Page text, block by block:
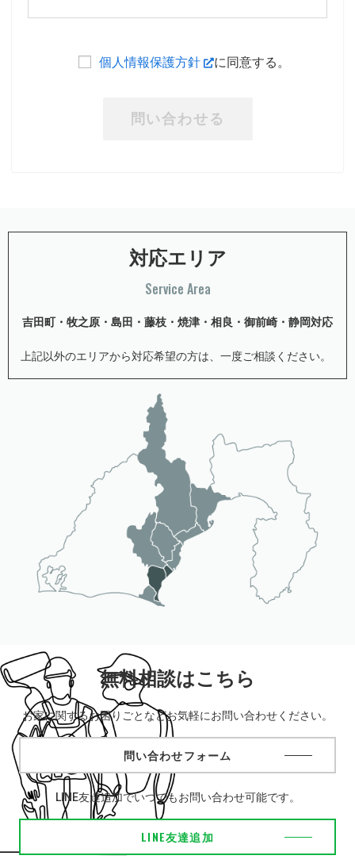
個人情報保護方針 に同意する。
対応エリア
Service Area
吉⽥町・牧之原・島⽥・藤枝・焼津・相良・御前崎・静岡対応
上記以外のエリアから対応希望の方は、一度ご相談ください。
無料相談はこちら
お家に関するお困りごとなどお気軽にお問い合わせください。
問い合わせフォーム
LINE友達追加でいつでもお問い合わせ可能です。
LINE友達追加